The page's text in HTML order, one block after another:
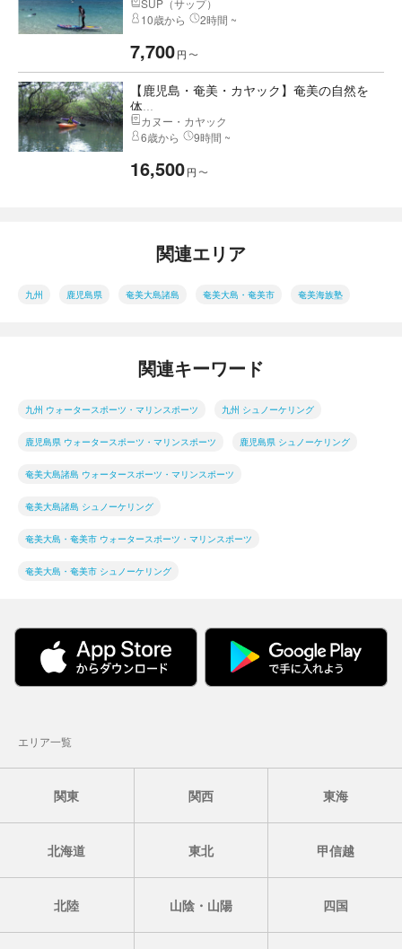
SUP（サップ）
10歳から
2時間 ~
7,700円 〜
【鹿児島・奄美・カヤック】奄美の自然を
体...
カヌー・カヤック
6歳から
9時間 ~
16,500円 〜
関連エリア
九州 鹿児島県 奄美大島諸島 奄美大島・奄美市 奄美海族塾
関連キーワード
九州 ウォータースポーツ・マリンスポーツ 九州 シュノーケリング
鹿児島県 ウォータースポーツ・マリンスポーツ 鹿児島県 シュノーケリング
奄美大島諸島 ウォータースポーツ・マリンスポーツ
奄美大島諸島 シュノーケリング
奄美大島・奄美市 ウォータースポーツ・マリンスポーツ
奄美大島・奄美市 シュノーケリング
エリア一覧
関東 関西 東海
北海道 東北 甲信越
北陸 山陰・山陽 四国